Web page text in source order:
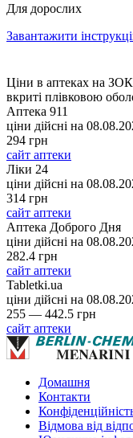
Для дорослих
Завантажити
Ціни в аптеках на
вкриті плівковою
Аптека 911
ціни дійсні на
294 грн
сайт аптеки
Ліки 24
ціни дійсні на
314 грн
сайт аптеки
Аптека Доброго Дня
ціни дійсні на
282.4 грн
сайт аптеки
Tabletki.ua
ціни дійсні на
255 — 442.5 грн
сайт аптеки
Домашня
Контакти
Відмова від